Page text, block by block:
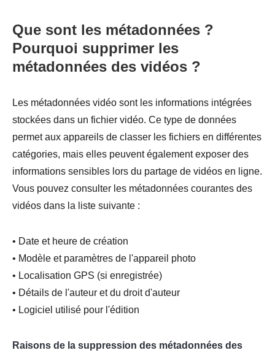
Que sont les métadonnées ?
Pourquoi supprimer les
métadonnées des vidéos ?
Les métadonnées vidéo sont les informations intégrées
stockées dans un fichier vidéo. Ce type de données
permet aux appareils de classer les fichiers en différentes
catégories, mais elles peuvent également exposer des
informations sensibles lors du partage de vidéos en ligne.
Vous pouvez consulter les métadonnées courantes des
vidéos dans la liste suivante :
• Date et heure de création
• Modèle et paramètres de l'appareil photo
• Localisation GPS (si enregistrée)
• Détails de l'auteur et du droit d'auteur
• Logiciel utilisé pour l'édition
Raisons de la suppression des métadonnées des